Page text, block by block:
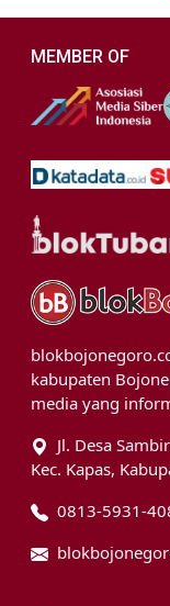
MEMBER OF
kabupaten
media yang
Jl. Desa
Kec. Kapas,
0813-5931-